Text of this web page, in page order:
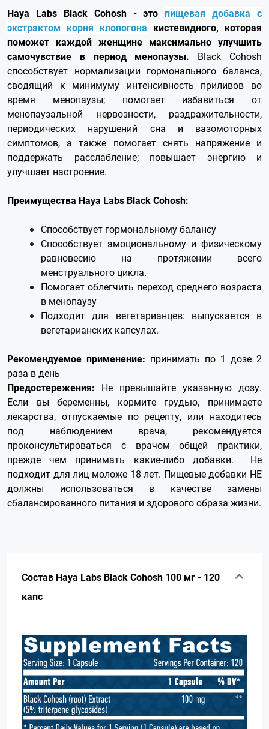
Haya Labs Black Cohosh - этопищевая добавка с
экстрактом корня клопогона кистевидного, которая
поможет каждой женщине максимально улучшить
самочувствие в период менопаузы. Black Cohosh
способствует нормализации гормонального баланса,
сводящий к минимуму интенсивность приливов во
время менопаузы; помогает избавиться от
менопаузальной нервозности, раздражительности,
периодических нарушений сна и вазомоторных
симптомов, а также помогает снять напряжение и
поддержать расслабление; повышает энергию и
улучшает настроение.
Преимущества Haya Labs Black Cohosh:
Способствует гормональному балансу
Способствует эмоциональному и физическому
равновесию на протяжении всего
менструального цикла.
Помогает облегчить переход среднего возраста
в менопаузу
Подходит для вегетарианцев: выпускается в
вегетарианских капсулах.
Рекомендуемое применение: принимать по 1 дозе 2
раза в день
Предостережения: Не превышайте указанную дозу.
Если вы беременны, кормите грудью, принимаете
лекарства, отпускаемые по рецепту, или находитесь
под наблюдением врача, рекомендуется
проконсультироваться с врачом общей практики,
прежде чем принимать какие-либо добавки. Не
подходит для лиц моложе 18 лет. Пищевые добавки НЕ
должны использоваться в качестве замены
сбалансированного питания и здорового образа жизни.
Состав Haya Labs Black Cohosh 100 мг - 120
капс